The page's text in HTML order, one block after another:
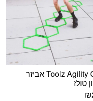
Toolz Agility Grid אביזר
טולז
₪